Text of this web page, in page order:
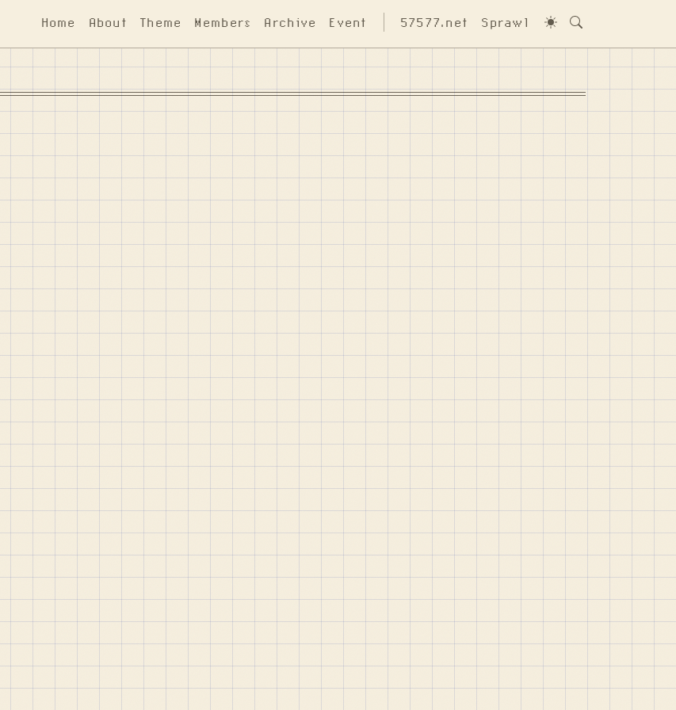
Home About Theme Members Archive Event 57577.net Sprawl